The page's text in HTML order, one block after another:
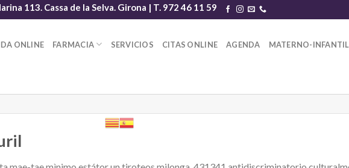
113. Cassa de la Selva. Girona | T. 972 46 11 59
ONLINE FARMACIA SERVICIOS CITAS ONLINE AGENDA MATERNO-INFANTIL